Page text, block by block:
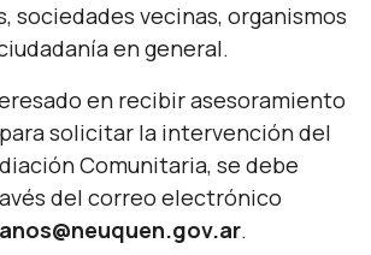
sociedades vecinas, organismos
en general.
en recibir asesoramiento
solicitar la intervención del
Comunitaria, se debe
del correo electrónico
.